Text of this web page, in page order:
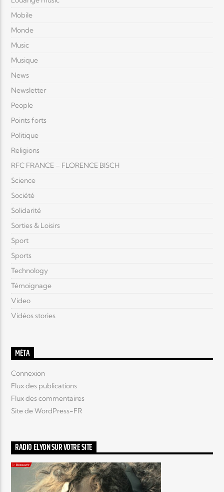
Mobile
Monde
Music
Musique
News
Newsletter
People
Points forts
Politique
Religions
RFC FRANCE – FLORENCE BISCH
Science
Société
Solidarité
Sorties & Loisirs
Sport
Sports
Technology
Témoignage
Video
Vidéos stories
MÉTA
Connexion
Flux des publications
Flux des commentaires
Site de WordPress-FR
RADIO ELYON SUR VOTRE SITE